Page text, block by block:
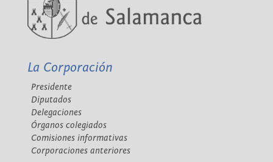
La Corporación
Presidente
Diputados
Delegaciones
Órganos colegiados
Comisiones informativas
Corporaciones anteriores